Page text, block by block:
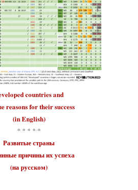
countriesand
reasons for theirsuccess
(in English)
* * * * *
Развитые страны
причины их успеха
(на русском)